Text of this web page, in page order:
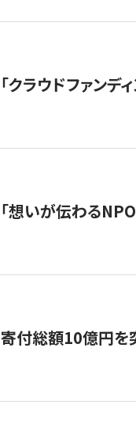
「クラウドファン
「想いが伝わる
寄付総額10億円を